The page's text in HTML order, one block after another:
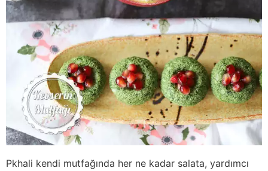
Pkhali kendi mutfağında her ne kadar salata, yardımcı